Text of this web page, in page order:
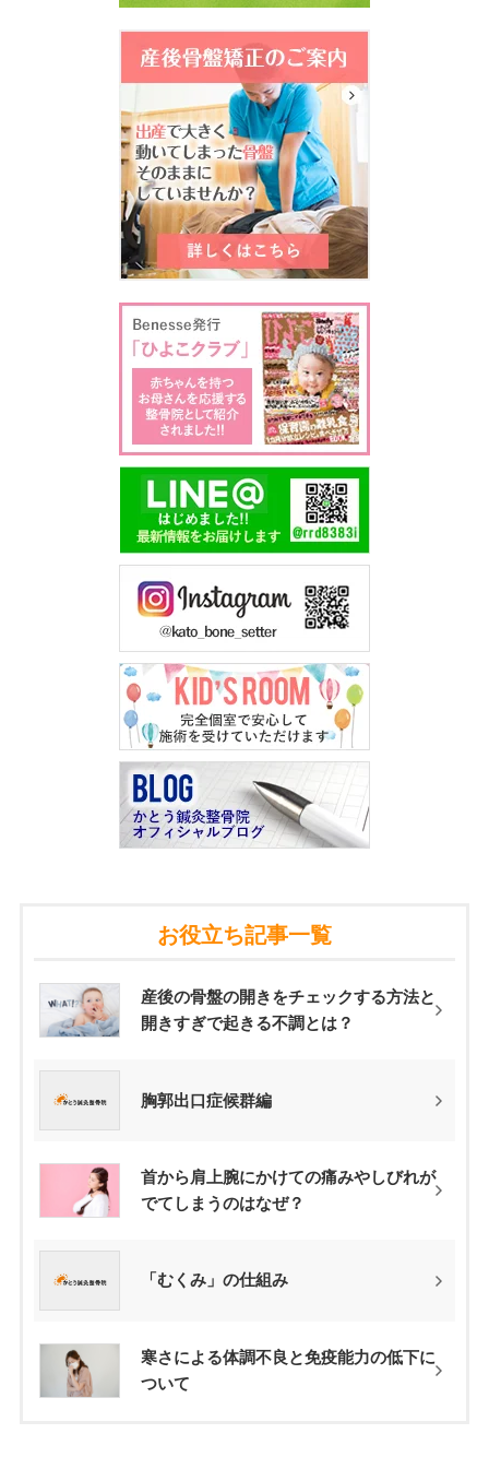
お役立ち記事一覧
産後の骨盤の開きをチェックする方法と
開きすぎで起きる不調とは？
胸郭出口症候群編
首から肩上腕にかけての痛みやしびれが
でてしまうのはなぜ？
「むくみ」の仕組み
寒さによる体調不良と免疫能力の低下に
ついて